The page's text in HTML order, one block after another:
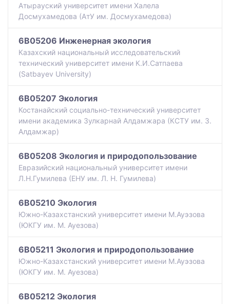
Атырауский университет имени Халела
Досмухамедова (АтУ им. Досмухамедова)
6B05206 Инженерная экология
Казахский национальный исследовательский
технический университет имени К.И.Сатпаева
(Satbayev University)
6B05207 Экология
Костанайский социально-технический университет
имени академика Зулкарнай Алдамжара (КСТУ им. З.
Алдамжар)
6B05208 Экология и природопользование
Евразийский национальный университет имени
Л.Н.Гумилева (ЕНУ им. Л. Н. Гумилева)
6B05210 Экология
Южно-Казахстанский университет имени М.Ауэзова
(ЮКГУ им. М. Ауезова)
6B05211 Экология и природопользование
Южно-Казахстанский университет имени М.Ауэзова
(ЮКГУ им. М. Ауезова)
6B05212 Экология